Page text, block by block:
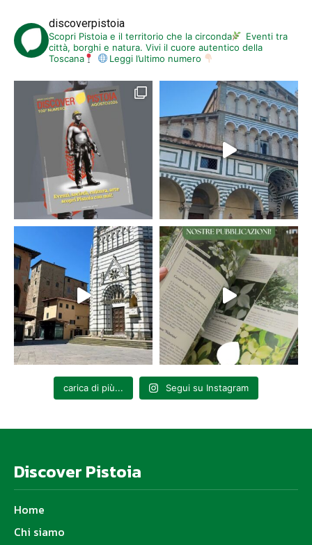
discoverpistoia
Scopri Pistoia e il territorio che la circonda
Eventi tra
città, borghi e natura. Vivi il cuore autentico della
Toscana
Leggi l’ultimo numero
carica di più... Segui su Instagram
Discover Pistoia
Home
Chi siamo